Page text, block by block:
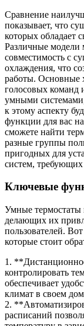
Сравнение
показывает, что
которых обладает
Различные модели
совместимость с
охлаждения, что
работы. Основные
голосовых команд
умными
к этому аспекту
функции для вас
сможете найти
разные группы
пригодных для
систем,
Ключевые
Умные термостаты
делающих их
пользователей.
которые стоит
1.
контролировать
обеспечивает
климат в своем
2.
расписаний